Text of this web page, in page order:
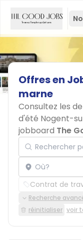
Offresen
marne
Consultez les
d'été Nogent-
jobboard The
Rechercher par
Localisation
Contrat de
Recherche
réinitialiser voir